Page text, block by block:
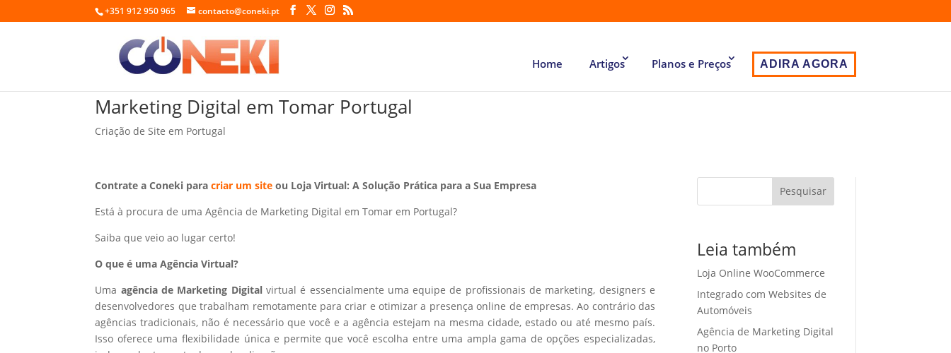
+351 912 950 965 contacto@coneki.pt
Home Artigos Planos e Preços ADIRA AGORA
Marketing Digital em Tomar Portugal
Criação de Site em Portugal
Contrate a Coneki paracriar um site ou Loja Virtual: A Solução Prática para a Sua Empresa
Está à procura de uma Agência de Marketing Digital em Tomar em Portugal?
Saiba que veio ao lugar certo!
O que é uma Agência Virtual?
Uma agência de Marketing Digital virtual é essencialmente uma equipe de profissionais de marketing, designers e
desenvolvedores que trabalham remotamente para criar e otimizar a presença online de empresas. Ao contrário das
agências tradicionais, não é necessário que você e a agência estejam na mesma cidade, estado ou até mesmo país.
Isso oferece uma flexibilidade única e permite que você escolha entre uma ampla gama de opções especializadas,
Pesquisar
Leia também
Loja Online WooCommerce
Integrado com Websites de
Automóveis
Agência de Marketing Digital
no Porto